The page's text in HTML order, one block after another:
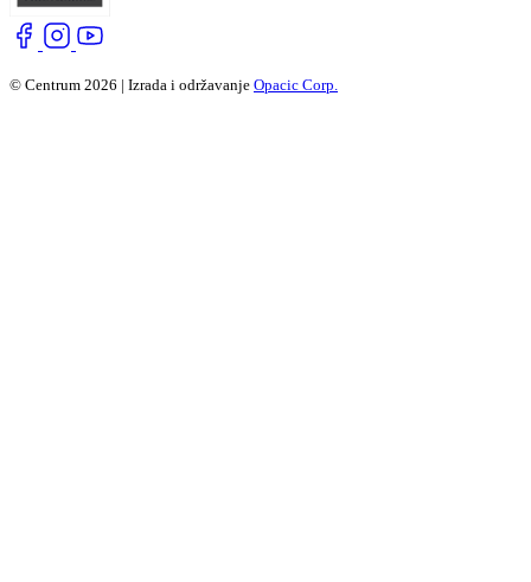
© Centrum 2026 | Izrada i održavanje Opacic Corp.